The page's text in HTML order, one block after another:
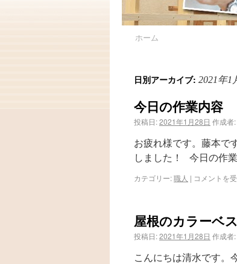
ホーム
日別アーカイブ: 2021年1
今日の作業内容
投稿日:2021年1月28日 作成者:
お疲れ様です。藤本で
しました！ 今日の作
カテゴリー:職人 | コメントを
屋根のカラーベ
投稿日:2021年1月28日 作成者:
こんにちは清水です。